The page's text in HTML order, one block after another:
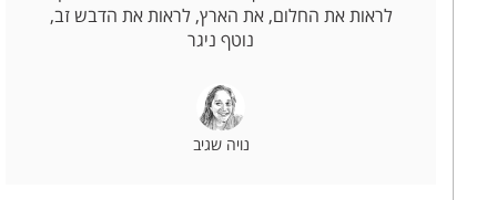
לראות את החלום, את הארץ, לראות את הדבש זב,
נוטף ניגר
נויה שגיב